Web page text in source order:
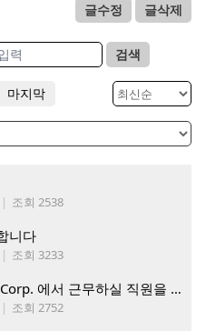
글수정 글삭제
검색
마지막
| 조회 2538
니다
| 조회 3233
EGP(East Green Purchasing) Corp. 에서 근무하실 직원을 아래와 같이 모집합니다.
| 조회 2752